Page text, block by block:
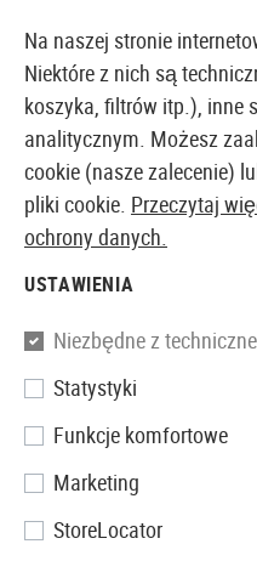
EUROPEJSKI
Strona główna
P226 Silver
Na naszej stronie
Niektóre z nich są
koszyka, filtrów itp.), inne
analitycznym. Możesz
cookie (nasze zalecenie)
pliki cookie. Przeczytaj
ochrony danych.
USTAWIENIA
Niezbędne z
Statystyki
Funkcje komfortowe
Marketing
StoreLocator